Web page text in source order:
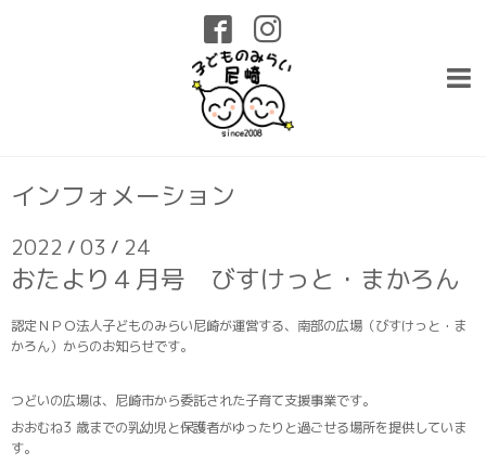
インフォメーション
2022 / 03 / 24
おたより４月号 びすけっと・まかろん
認定ＮＰＯ法人子どものみらい尼崎が運営する、南部の広場（びすけっと・ま
かろん）からのお知らせです。
つどいの広場は、尼崎市から委託された子育て支援事業です。
おおむね3 歳までの乳幼児と保護者がゆったりと過ごせる場所を提供していま
す。